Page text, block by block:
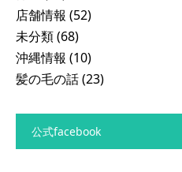
店舗情報 (52)
未分類(68)
沖縄情報 (10)
髪の毛の話(23)
公式facebook